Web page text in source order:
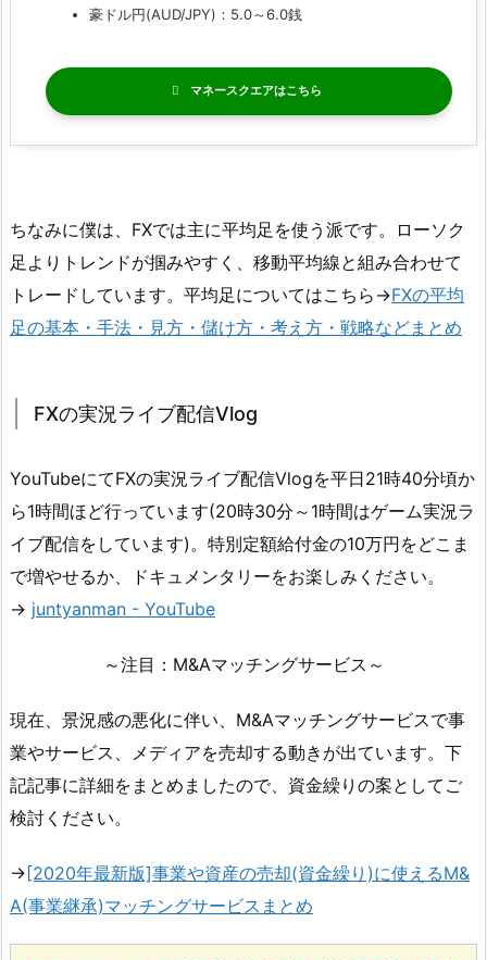
豪ドル円(AUD/JPY)：5.0～6.0銭
マネースクエア
ちなみに僕は、FXでは主に平均足を使う派です。ローソク
足よりトレンドが掴みやすく、移動平均線と組み合わせて
トレードしています。平均足についてはこちら→FXの平均
足の基本・手法・見方・儲け方・考え方・戦略などまとめ
FXの実況ライブ配信Vlog
YouTubeにてFXの実況ライブ配信Vlogを平日21時40分頃か
ら1時間ほど行っています(20時30分～1時間はゲーム実況ラ
イブ配信をしています)。特別定額給付金の10万円をどこま
で増やせるか、ドキュメンタリーをお楽しみください。
→ juntyanman - YouTube
～注目：M&Aマッチングサービス～
現在、景況感の悪化に伴い、M&Aマッチングサービスで事
業やサービス、メディアを売却する動きが出ています。下
記記事に詳細をまとめましたので、資金繰りの案としてご
検討ください。
→[2020年最新版]事業や資産の売却(資金繰り)に使えるM&
A(事業継承)マッチングサービスまとめ